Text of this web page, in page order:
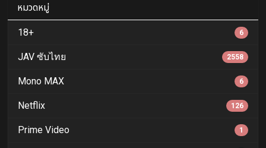
หมวดหมู่
18+ 6
JAV ซับไทย 2558
Mono MAX 6
Netflix 126
Prime Video 1